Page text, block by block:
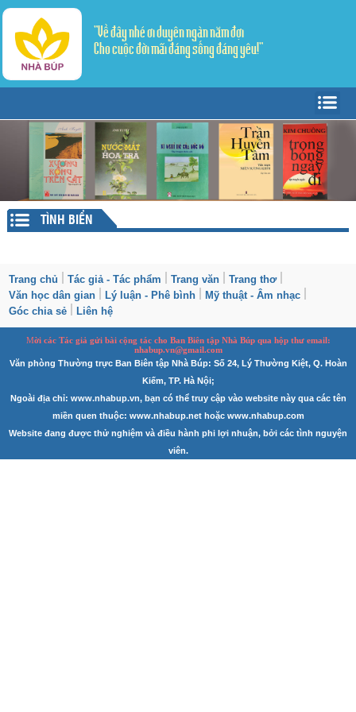
"Về đây nhé ơi duyên ngàn năm đợi
Cho cuộc đời mãi đáng sống đáng yêu!"
Giới thiệu
Tác giả - Tác phẩm
Trang văn ▼
Tản Văn
Truyện ngắn
Thể ký
Trang thơ ▼
Sáng tác
Dịch thơ
Văn học dân gian
Lý luận - Phê bình
Mỹ thuật - Âm nhạc
Góc chia sẻ
Liên hệ
Tìm kiếm
TÌNH BIỂN
Trang chủ Tác giả - Tác phẩm Trang văn
Trang thơ
Văn học dân gian
Lý luận - Phê bình
Mỹ thuật - Âm nhạc
Góc chia sẻ
Liên hệ
Mời các Tác giả gửi bài cộng táccho Ban Biên tập Nhà Búp qua hộp thư email:
nhabup.vn@gmail.com
Văn phòng Thường trực Ban Biên tập Nhà Búp: Số 24, Lý Thường Kiệt, Q. Hoàn
Kiếm, TP. Hà Nội;
Ngoài địa chỉ: www.nhabup.vn, bạn có thể truy cập vào website này qua các tên
miền quen thuộc: www.nhabup.net hoặc www.nhabup.com
Website đang được thử nghiệm và điều hành phi lợi nhuận, bởi các tình nguyện
viên.